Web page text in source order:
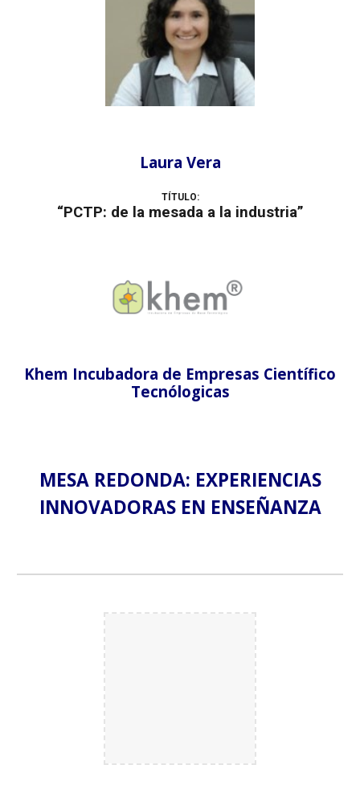
Laura Vera
TÍTULO:
“PCTP: de la mesada a la industria”
Khem Incubadora de Empresas Científico
Tecnólogicas
MESA REDONDA: EXPERIENCIAS
INNOVADORAS EN ENSEÑANZA